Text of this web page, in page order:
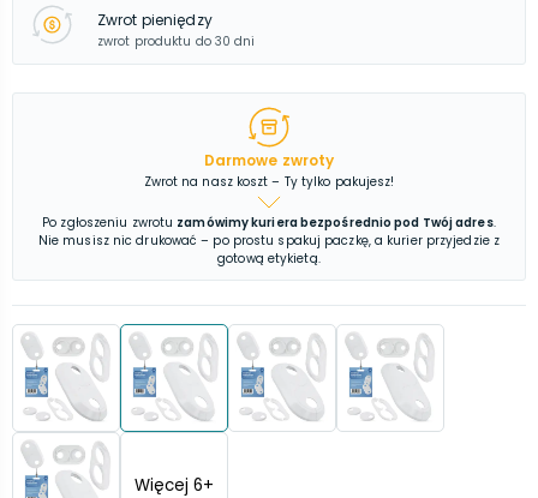
Zwrot pieniędzy
zwrot produktu do 30 dni
Darmowe zwroty
Zwrot na nasz koszt – Ty tylko pakujesz!
Po zgłoszeniu zwrotu zamówimy kuriera bezpośrednio pod Twój adres.
Nie musisz nic drukować – po prostu spakuj paczkę, a kurier przyjedzie z
gotową etykietą.
Więcej 6+